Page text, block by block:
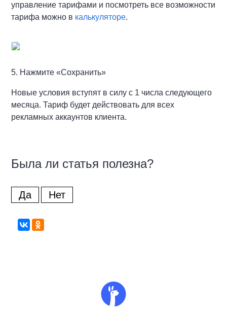
управление тарифами и посмотреть все возможности
тарифа можно в калькуляторе.
5. Нажмите «Сохранить»
Новые условия вступят в силу с 1 числа следующего
месяца. Тариф будет действовать для всех
рекламных аккаунтов клиента.
Была ли статья полезна?
Да Нет